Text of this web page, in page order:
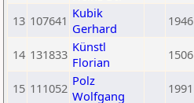
13 107641 Kubik
Gerhard
1946
14 131833 Künstl
Florian
1506
15 111052 Polz
Wolfgang
1991